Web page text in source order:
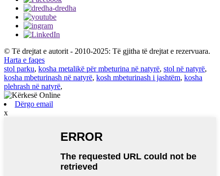
© Të drejtat e autorit - 2010-2025: Të gjitha të drejtat e rezervuara.
Harta e faqes
stol parku, kosha metalikë për mbeturina në natyrë, stol në natyrë,
kosha mbeturinash në natyrë, kosh mbeturinash i jashtëm, kosha
plehrash në natyrë,
Dërgo email
x